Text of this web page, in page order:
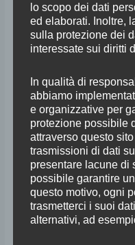
PresidenteClaudio Martini
Direttore ArtisticoGiorgio
Direttore PrincipaleDaniele
Fondata nel 1980, l’ORT
considerata una tra le
lo scopo dei dati
ed elaborati. Inoltre,
sulla protezione dei
interessate sui diritti
In qualità di
abbiamo
e organizzative per
protezione possibile
attraverso questo
trasmissioni di dati
presentare lacune di
possibile garantire
questo motivo, ogni
trasmetterci i suoi
alternativi, ad